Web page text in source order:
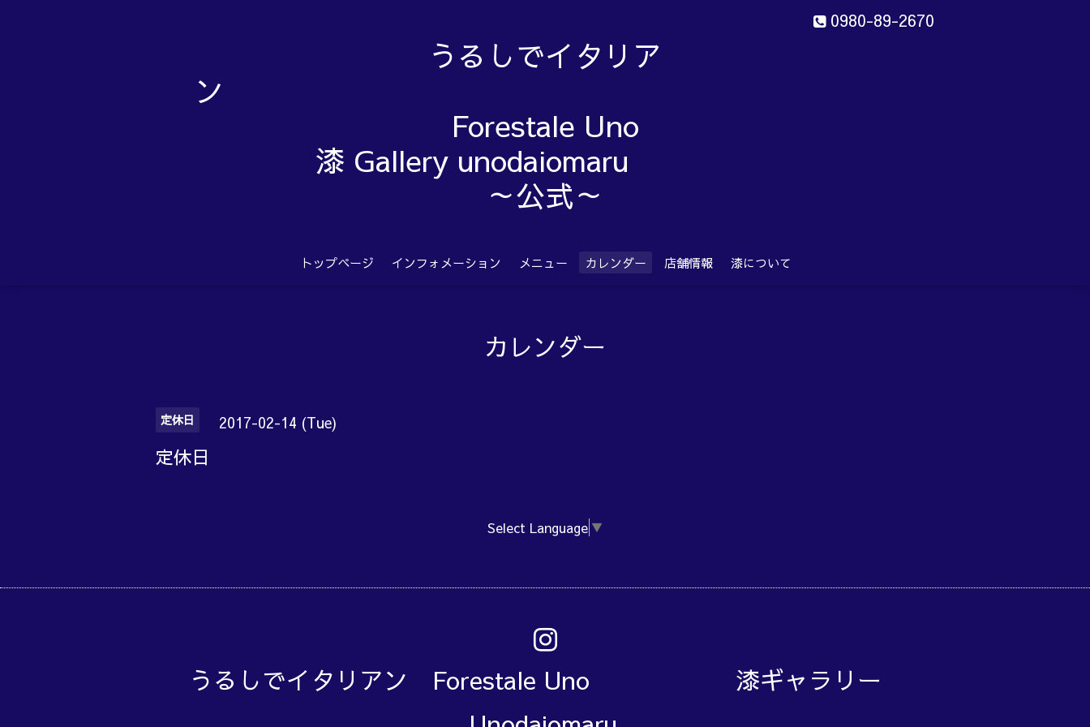
0980-89-2670
うるしでイタリア
ン
Forestale Uno
漆 Gallery unodaiomaru
～公式～
トップページ インフォメーション メニュー カレンダー 店舗情報 漆について
カレンダー
定休日 2017-02-14 (Tue)
定休日
Select Language ▼
うるしでイタリアン Forestale Uno 漆ギャラリー